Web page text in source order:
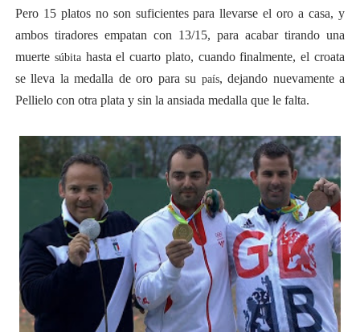
Pero 15 platos no son suficientes para llevarse el oro a casa, y
ambos tiradores empatan con 13/15, para acabar tirando una
muerte súbitahasta el cuarto plato, cuando finalmente, el croata
se lleva la medalla de oro para su país, dejando nuevamente a
Pellielo con otra plata y sin la ansiada medalla que le falta.